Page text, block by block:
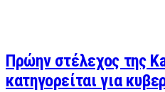
Πρώην στέλεχος της
κατηγορείται για